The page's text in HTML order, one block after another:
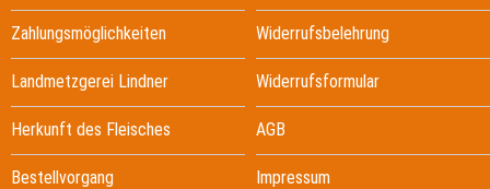
Zahlungsmöglichkeiten
Landmetzgerei Lindner
Herkunft des Fleisches
Bestellvorgang
Widerrufsbelehrung
Widerrufsformular
AGB
Impressum